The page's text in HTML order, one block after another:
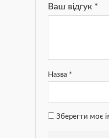
Ваш відгук *
Назва *
Зберегти моє